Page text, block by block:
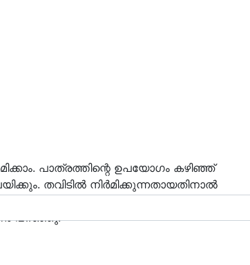
പാത്രത്തിന്റെ ഉപയോഗം കഴിഞ്ഞ്
തവിടിൽ നിർമിക്കുന്നതായതിനാൽ
പറഞ്ഞു.